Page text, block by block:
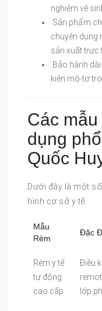
nghiệm vệ
Sản phẩm
chuyên dụng
sản xuất trực
Bảo hành
kiện mô-tơ
Các
dụng
Quốc
Dưới đây là một
hình cơ sở y tế:
Mẫu
Rèm
Đặc
Rèm y tế
tự động
cao cấp
Điều
lớp